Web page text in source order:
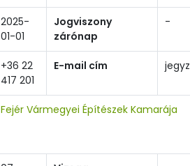
2025-
01-01
Jogviszony
zárónap
-
+36 22
417 201
E-mail cím
Fejér Vármegyei Építészek Kamarája